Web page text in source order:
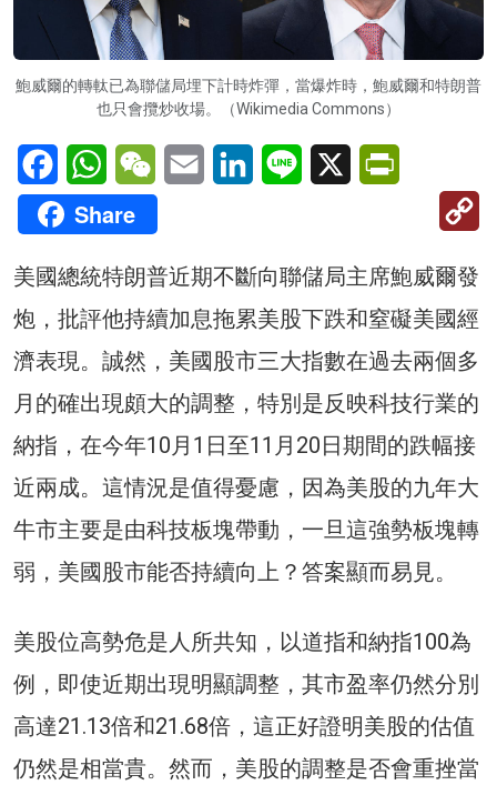
鮑威爾的轉軚已為聯儲局埋下計時炸彈，當爆炸時，鮑威爾和特朗普
也只會攬炒收場。（Wikimedia Commons）
FacebookWhatsAppWeChatEmail LinkedInLine X
Share
美國總統特朗普近期不斷向聯儲局主席鮑威爾發
炮，批評他持續加息拖累美股下跌和窒礙美國經
濟表現。誠然，美國股市三大指數在過去兩個多
月的確出現頗大的調整，特別是反映科技行業的
納指，在今年10月1日至11月20日期間的跌幅接
近兩成。這情況是值得憂慮，因為美股的九年大
牛市主要是由科技板塊帶動，一旦這強勢板塊轉
弱，美國股市能否持續向上？答案顯而易見。
美股位高勢危是人所共知，以道指和納指100為
例，即使近期出現明顯調整，其市盈率仍然分別
高達21.13倍和21.68倍，這正好證明美股的估值
仍然是相當貴。然而，美股的調整是否會重挫當